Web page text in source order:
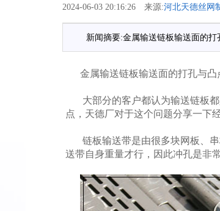
2024-06-03 20:16:26 来源:河北天德丝网
新闻摘要:金属输送链板输送面的打
金属输送链板输送面的打孔与凸
大部分的客户都认为输送链板
点，天德厂对于这个问题分享一下
链板输送带是由很多块网板、
送带自身重量才行，因此冲孔是非